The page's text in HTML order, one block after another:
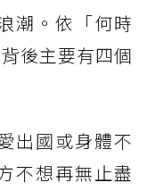
潮。依「何時
後主要有四個
出國或身體不
不想再無止盡